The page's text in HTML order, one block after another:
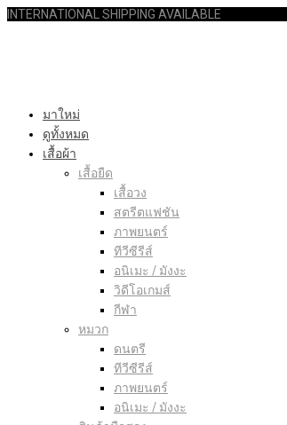
INTERNATIONAL SHIPPING AVAILABLE
มาใหม่
ดูทั้งหมด
เสื้อผ้า
เสื้อยืด
เสื้อวง
สตรีตแฟชัน
ภาพยนตร์
ทีวีซีรีส์
อนิเมะ / มังงะ
วิดีโอเกมส์
กีฬา
หมวก
ดนตรี
ทีวีซีรีส์
ภาพยนตร์
อนิเมะ / มังงะ